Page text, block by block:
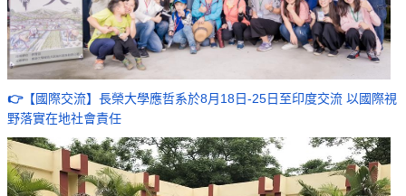
👉【國際交流】長榮大學應哲系於8月18日-25日至印度交流 以國際視
野落實在地社會責任